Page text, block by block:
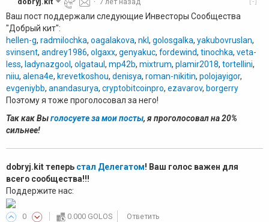
Ваш пост поддержали следующие Инвесторы Сообщества
"Добрый кит":
hellen-g, radmilochka, oagalakova, nkl, golosgalka, yakubovruslan,
svinsent, andrey1986, olgaxx, genyakuc, fordewind, tinochka, veta-
less, ladynazgool , olgataul , mp42b, mixtrum, plamir2018, tortellini,
niiu, alena4e, krevetkoshou, denisya, roman-nikitin, polojayigor,
evgeniybb, anandasurya, cryptobitcoinpro, ezavarov, borgerry
Поэтому я тоже проголосовал за него!
Так как Выголосуете за мои посты, я проголосовал на 20%
сильнее!
dobryj.kit теперь стал Делегатом! Ваш голос важен для
всего сообщества!!!
Поддержите нас:
0 0.000 GOLOS Ответить